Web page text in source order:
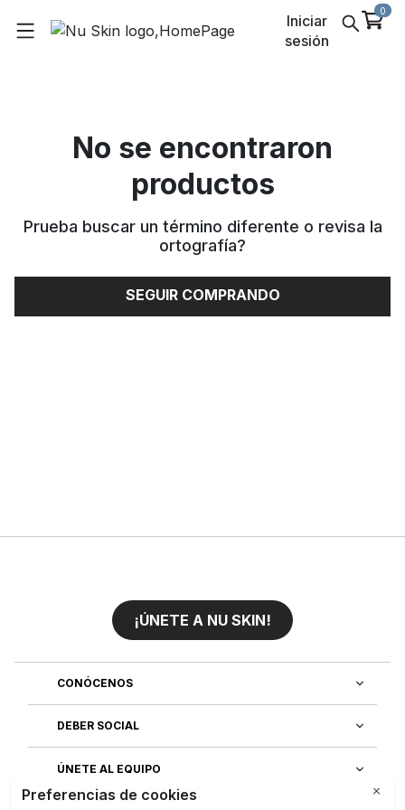
Iniciar
sesión
0
No se encontraron
productos
Prueba buscar un término diferente o revisa la
ortografía?
SEGUIR COMPRANDO
¡ÚNETE A NU SKIN!
CONÓCENOS
DEBER SOCIAL
ÚNETE AL EQUIPO